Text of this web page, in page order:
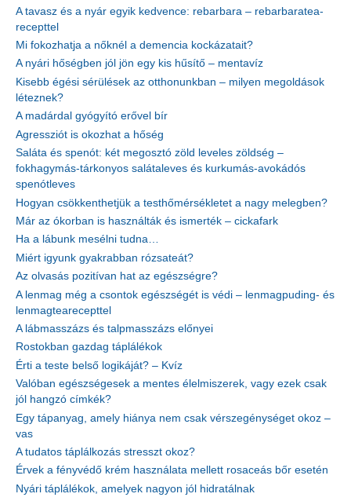
A tavasz és a nyár egyik kedvence: rebarbara – rebarbaratea-
recepttel
Mi fokozhatja a nőknél a demencia kockázatait?
A nyári hőségben jól jön egy kis hűsítő – mentavíz
Kisebb égési sérülések az otthonunkban – milyen megoldások
léteznek?
A madárdal gyógyító erővel bír
Agressziót is okozhat a hőség
Saláta és spenót: két megosztó zöld leveles zöldség –
fokhagymás-tárkonyos salátaleves és kurkumás-avokádós
spenótleves
Hogyan csökkenthetjük a testhőmérsékletet a nagy melegben?
Már az ókorban is használták és ismerték – cickafark
Ha a lábunk mesélni tudna…
Miért igyunk gyakrabban rózsateát?
Az olvasás pozitívan hat az egészségre?
A lenmag még a csontok egészségét is védi – lenmagpuding- és
lenmagtearecepttel
A lábmasszázs és talpmasszázs előnyei
Rostokban gazdag táplálékok
Érti a teste belső logikáját? – Kvíz
Valóban egészségesek a mentes élelmiszerek, vagy ezek csak
jól hangzó címkék?
Egy tápanyag, amely hiánya nem csak vérszegénységet okoz –
vas
A tudatos táplálkozás stresszt okoz?
Érvek a fényvédő krém használata mellett rosaceás bőr esetén
Nyári táplálékok, amelyek nagyon jól hidratálnak